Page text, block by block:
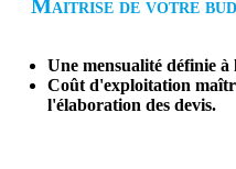
Maitrise de votre
Une mensualité définie à
Coût d'exploitation
l'élaboration des devis.